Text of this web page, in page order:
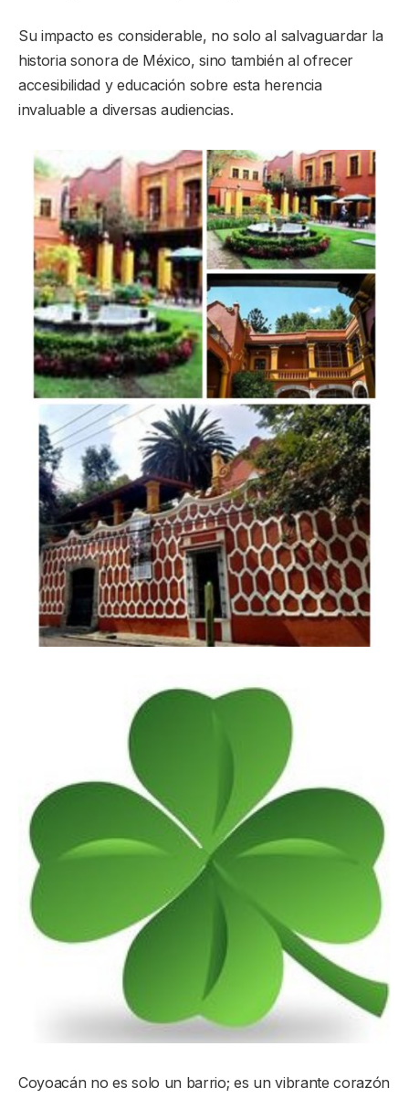
Su impacto es considerable, no solo al salvaguardar la
historia sonora de México, sino también al ofrecer
accesibilidad y educación sobre esta herencia
invaluable a diversas audiencias.
Coyoacán no es solo un barrio; es un vibrante corazón